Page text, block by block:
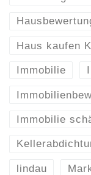
Haus kaufen
Immobilie
Immobilie
lindau